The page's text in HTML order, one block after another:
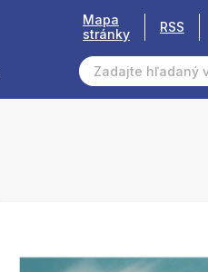
Mapa
stránky
RSS